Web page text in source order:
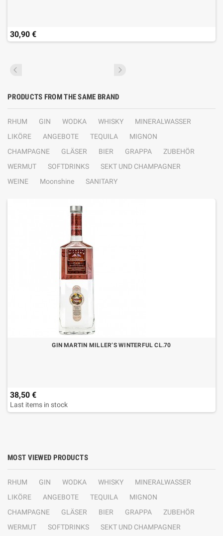
30,90 €
PRODUCTS FROM THE SAME BRAND
RHUM GIN WODKA WHISKY
MINERALWASSER
LIKÖRE
ANGEBOTE TEQUILA
MIGNON
CHAMPAGNE
GLÄSER BIER GRAPPA
ZUBEHÖR
WERMUT
SOFTDRINKS
SEKT UND CHAMPAGNER
WEINE
Moonshine SANITARY
GIN MARTIN MILLER’S WINTERFUL CL.70
38,50 €
Last items in stock
MOST VIEWED PRODUCTS
RHUM GIN WODKA WHISKY
MINERALWASSER
LIKÖRE
ANGEBOTE TEQUILA
MIGNON
CHAMPAGNE
GLÄSER BIER GRAPPA
ZUBEHÖR
WERMUT
SOFTDRINKS SEKT UND CHAMPAGNER